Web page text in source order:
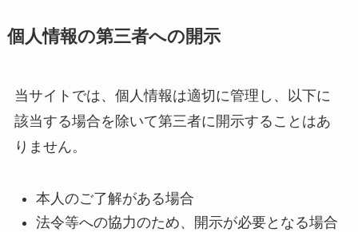
個人情報の第三者への開示
当サイトでは、個人情報は適切に管理し、以下に
該当する場合を除いて第三者に開示することはあ
りません。
本人のご了解がある場合
法令等への協力のため、開示が必要となる場合